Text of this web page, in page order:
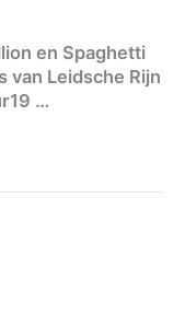
en Spaghetti
van Leidsche Rijn
…